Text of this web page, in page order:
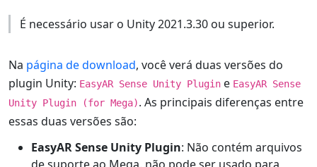
É necessário usar o Unity 2021.3.30 ou superior.
Na página de download, você verá duas versões do
plugin Unity: EasyAR Sense Unity Plugin e EasyAR Sense
Unity Plugin (for Mega). As principais diferenças entre
essas duas versões são:
EasyAR Sense Unity Plugin: Não contém arquivos